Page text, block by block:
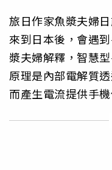
旅日作家魚漿夫婦
來到日本後，會遇
漿夫婦解釋，智慧
原理是內部電解質
而產生電流提供手機